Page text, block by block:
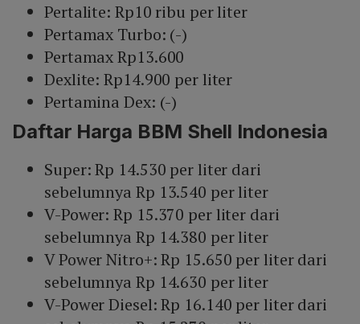
Pertalite: Rp10 ribu per liter
Pertamax Turbo: (-)
Pertamax Rp13.600
Dexlite: Rp14.900 per liter
Pertamina Dex: (-)
Daftar Harga BBM Shell Indonesia
Super: Rp 14.530 per liter dari
sebelumnya Rp 13.540 per liter
V-Power: Rp 15.370 per liter dari
sebelumnya Rp 14.380 per liter
V Power Nitro+: Rp 15.650 per liter dari
sebelumnya Rp 14.630 per liter
V-Power Diesel: Rp 16.140 per liter dari